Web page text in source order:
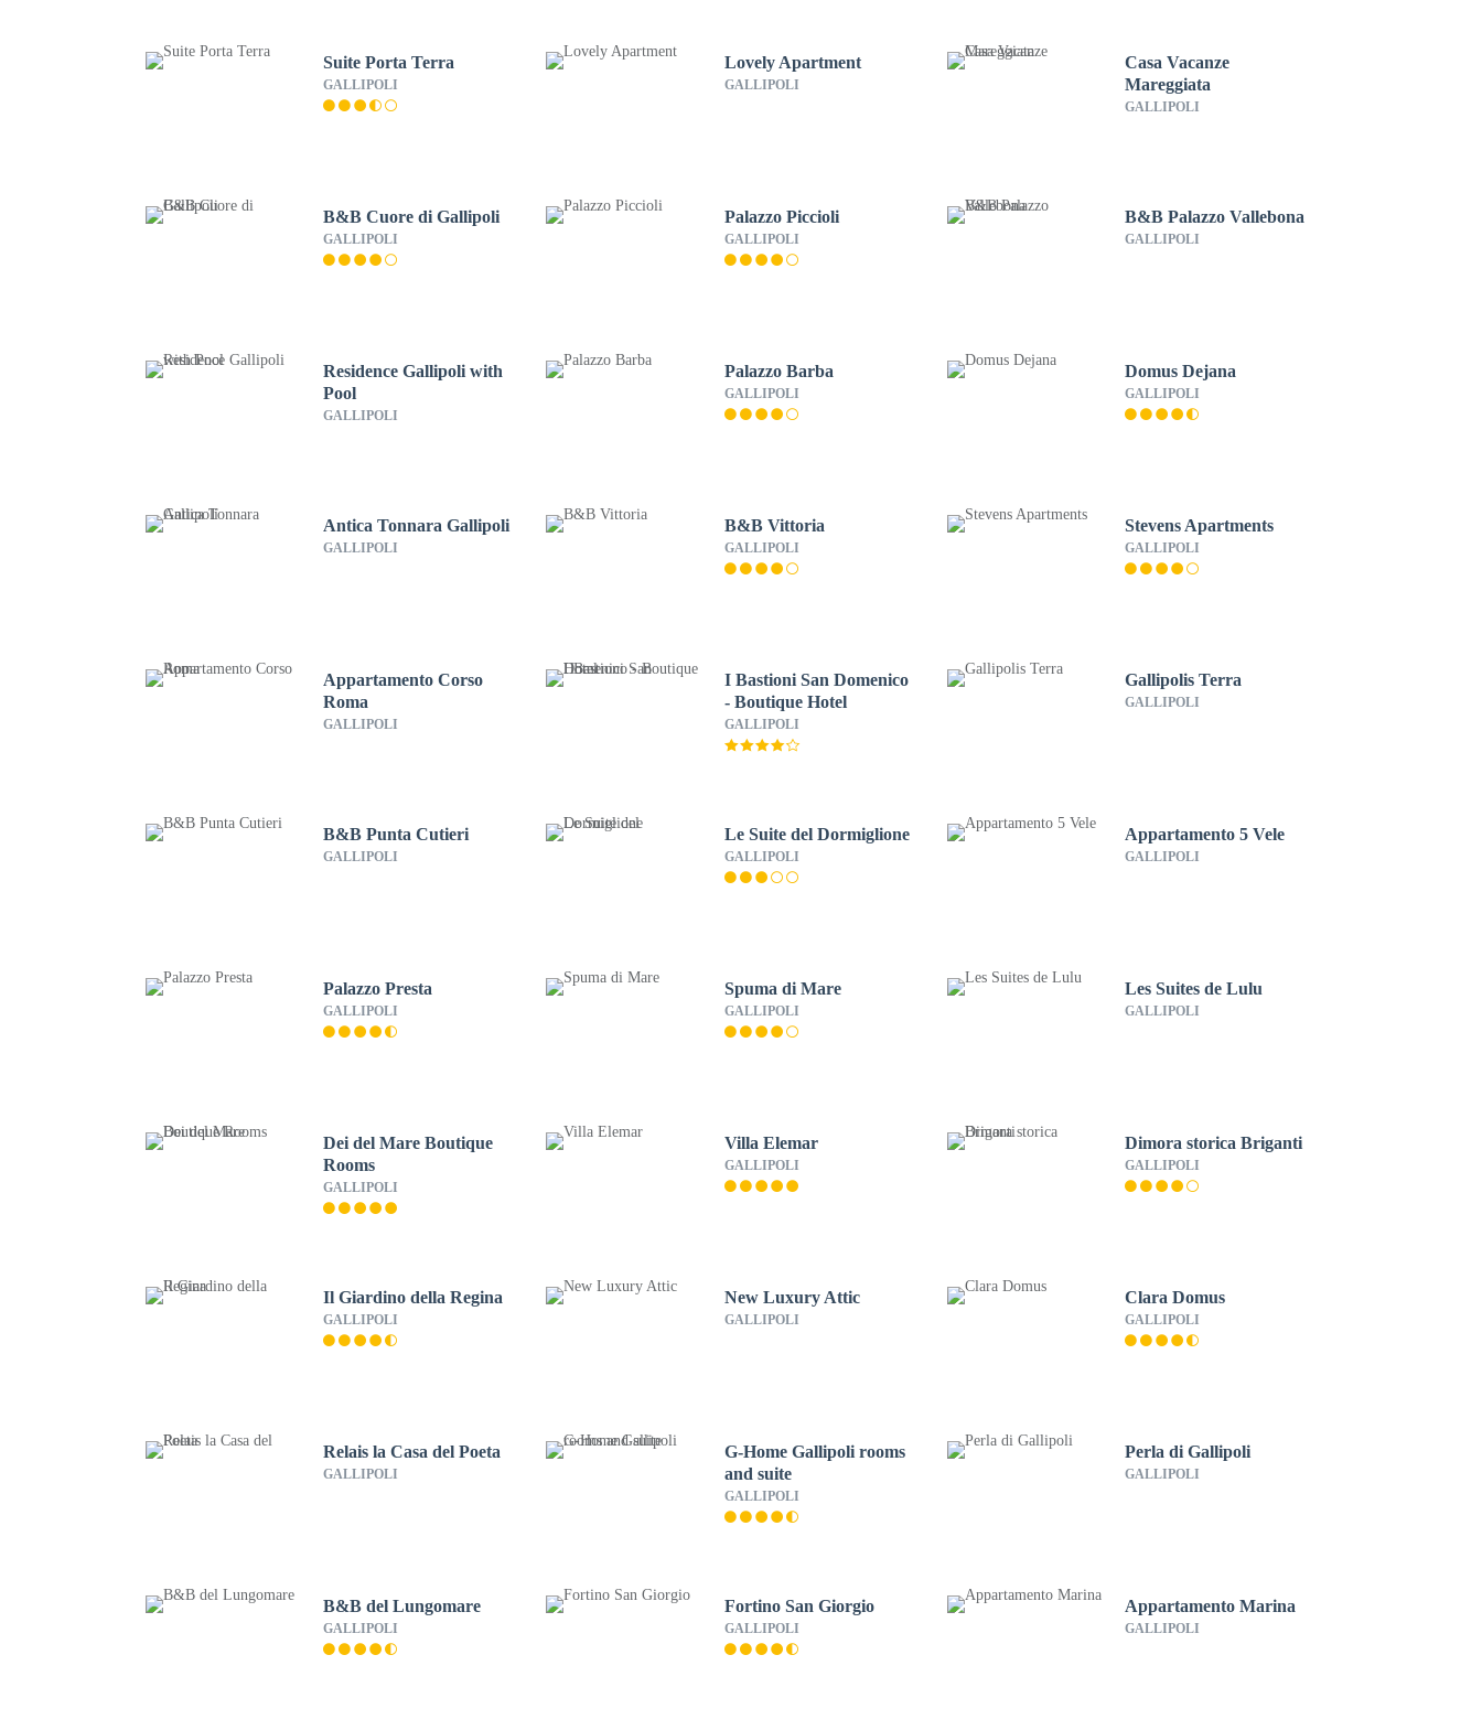
Suite Porta Terra
GALLIPOLI
Lovely Apartment
GALLIPOLI
Casa Vacanze
Mareggiata
GALLIPOLI
B&B Cuore di Gallipoli
GALLIPOLI
Palazzo Piccioli
GALLIPOLI
B&B Palazzo Vallebona
GALLIPOLI
Residence Gallipoli with
Pool
GALLIPOLI
Palazzo Barba
GALLIPOLI
Domus Dejana
GALLIPOLI
Antica Tonnara Gallipoli
GALLIPOLI
B&B Vittoria
GALLIPOLI
Stevens Apartments
GALLIPOLI
Appartamento Corso
Roma
GALLIPOLI
I Bastioni San Domenico
- Boutique Hotel
GALLIPOLI
Gallipolis Terra
GALLIPOLI
B&B Punta Cutieri
GALLIPOLI
Le Suite del Dormiglione
GALLIPOLI
Appartamento 5 Vele
GALLIPOLI
Palazzo Presta
GALLIPOLI
Spuma di Mare
GALLIPOLI
Les Suites de Lulu
GALLIPOLI
Dei del Mare Boutique
Rooms
GALLIPOLI
Villa Elemar
GALLIPOLI
Dimora storica Briganti
GALLIPOLI
Il Giardino della Regina
GALLIPOLI
New Luxury Attic
GALLIPOLI
Clara Domus
GALLIPOLI
Relais la Casa del Poeta
GALLIPOLI
G-Home Gallipoli rooms
and suite
GALLIPOLI
Perla di Gallipoli
GALLIPOLI
B&B del Lungomare
GALLIPOLI
Fortino San Giorgio
GALLIPOLI
Appartamento Marina
GALLIPOLI